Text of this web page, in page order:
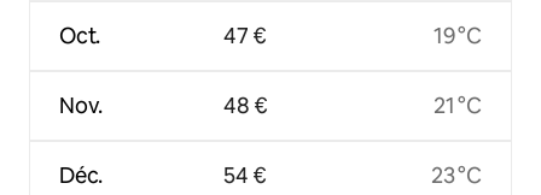
Oct.
Nov.
Déc.
47 €
48 €
54 €
19 °C
21 °C
23 °C